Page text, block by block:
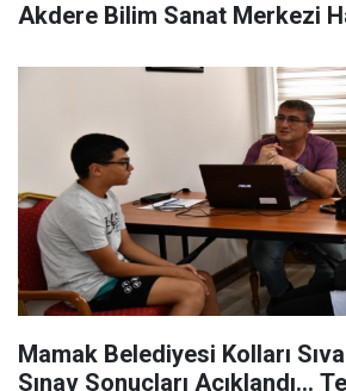
Akdere Bilim Sanat Merkezi
Mamak Belediyesi Kolları
Sınav Sonuçları Açıklandı...